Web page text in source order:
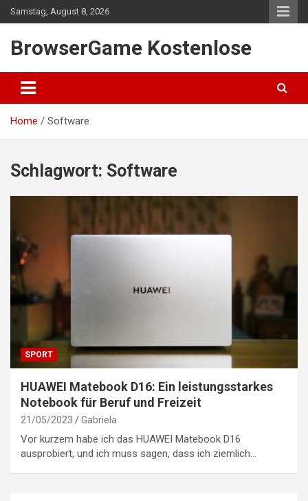
Skip
to
Samstag, August 8, 2026
BrowserGame Kostenlose
Home Software
Schlagwort: Software
SPORT
HUAWEI Matebook D16: Ein leistungsstarkes
Notebook für Beruf und Freizeit
21/05/2023 Gabriela
Vor kurzem habe ich das HUAWEI Matebook D16
ausprobiert, und ich muss sagen, dass ich ziemlich…